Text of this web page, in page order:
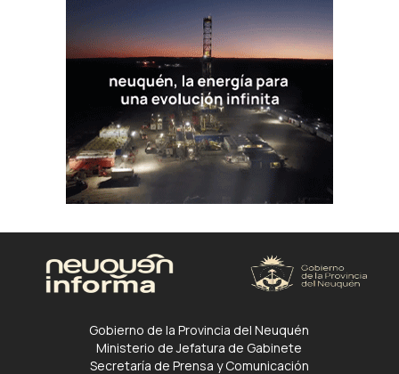
Gobierno de la Provincia del Neuquén
Ministerio de Jefatura de Gabinete
Secretaría de Prensa y Comunicación